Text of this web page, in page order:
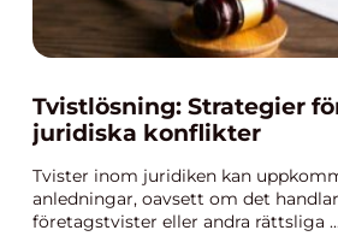
Tvistlösning: Strategier
juridiska konflikter
Tvister inom juridiken kan
anledningar, oavsett om det
företagstvister eller andra rättsliga